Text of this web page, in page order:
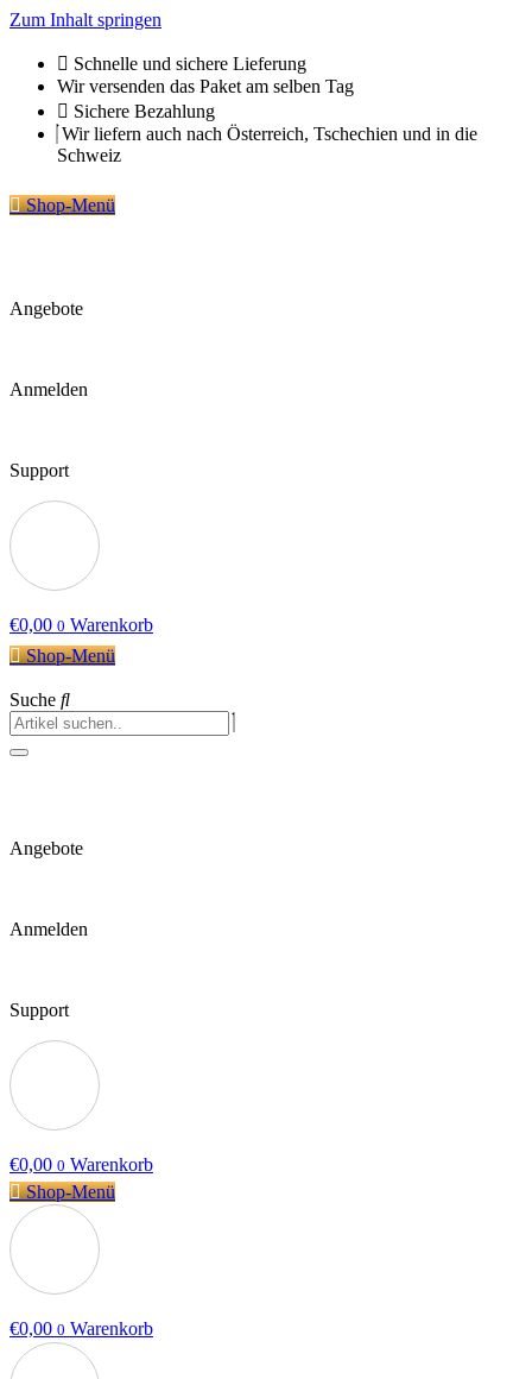
Zum Inhalt springen
Schnelle und sichere Lieferung
Wir versenden das Paket am selben Tag
Sichere Bezahlung
Wir liefern auch nach Österreich, Tschechien und in die
Schweiz
Shop-Menü
Angebote
Anmelden
Support
€0,00 0 Warenkorb
Shop-Menü
Suche
Angebote
Anmelden
Support
€0,00 0 Warenkorb
Shop-Menü
€0,00 0 Warenkorb